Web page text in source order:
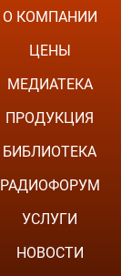
О КОМПАНИИ
ЦЕНЫ
МЕДИАТЕКА
ПРОДУКЦИЯ
БИБЛИОТЕКА
РАДИОФОРУМ
УСЛУГИ
НОВОСТИ